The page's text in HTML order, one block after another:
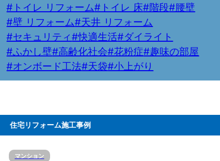
#トイレ リフォーム#トイレ 床#階段#腰壁
#壁 リフォーム#天井 リフォーム
#セキュリティ#快適生活#ダイライト
#ふかし壁#高齢化社会#花粉症#趣味の部屋
#オンボード工法#天袋#小上がり
住宅リフォーム施工事例
マンション